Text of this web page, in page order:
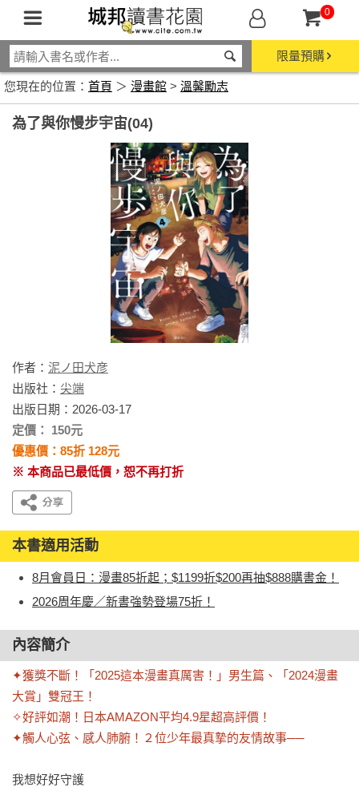
0
限量預購
您現在的位置： 首頁 ＞ 漫畫館 > 溫馨勵志
為了與你慢步宇宙(04)
作者： 泥ノ田犬彦
出版社： 尖端
出版日期：2026-03-17
定價： 150元
優惠價：85折 128元
※ 本商品已最低價，恕不再打折
本書適用活動
8月會員日：漫畫85折起；$1199折$200再抽$888購書金！
2026周年慶／新書強勢登場75折！
內容簡介
✦獲獎不斷！「2025這本漫畫真厲害！」男生篇、「2024漫畫
大賞」雙冠王！
✧好評如潮！日本AMAZON平均4.9星超高評價！
✦觸人心弦、感人肺腑！２位少年最真摯的友情故事──
我想好好守護